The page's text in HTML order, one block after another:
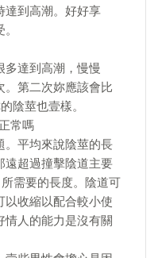
達到高潮。好好享
多達到高潮，慢慢
。第二次妳應該會比
陰莖也壹樣。
常嗎
。平均來說陰莖的長
遠超過撞擊陰道主要
需要的長度。陰道可
以收縮以配合較小使
情人的能力是沒有關